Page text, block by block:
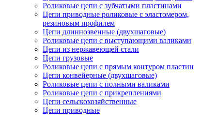
Роликовые цепи с зубчатыми пластинами
Цепи приводные роликовые с эластомером,
резиновым профилем
Цепи длиннозвенные (двухшаговые)
Роликовые цепи с выступающими валиками
Цепи из нержавеющей стали
Цепи грузовые
Роликовые цепи с прямым контуром пластин
Цепи конвейерные (двухшаговые)
Роликовые цепи с полными валиками
Роликовые цепи с прикреплениями
Цепи сельскохозяйственные
Цепи приводные